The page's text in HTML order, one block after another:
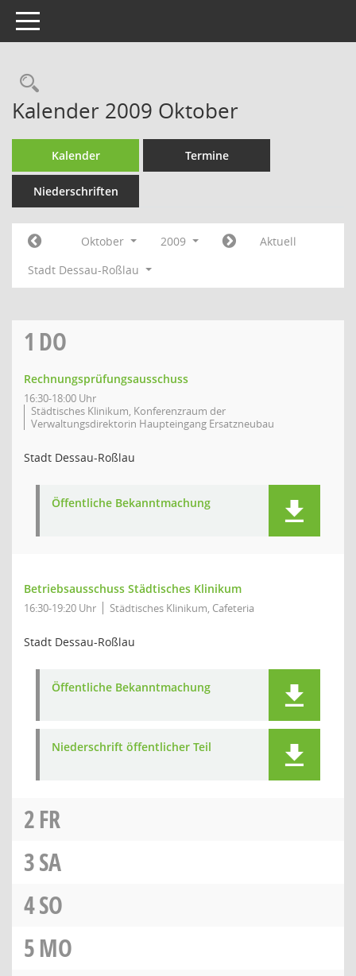
Toggle navigation
Rechercheauswahl
Kalender 2009 Oktober
Kalender Termine
Niederschriften
Oktober 2009
Aktuell
Stadt Dessau-Roßlau
1 DO
Rechnungsprüfungsausschuss
16:30-18:00 Uhr
Städtisches Klinikum, Konferenzraum der
Verwaltungsdirektorin Haupteingang Ersatzneubau
Stadt Dessau-Roßlau
Öffentliche Bekanntmachung
Betriebsausschuss Städtisches Klinikum
16:30-19:20 Uhr Städtisches Klinikum, Cafeteria
Stadt Dessau-Roßlau
Öffentliche Bekanntmachung
Niederschrift öffentlicher Teil
2FR
3SA
4SO
5MO